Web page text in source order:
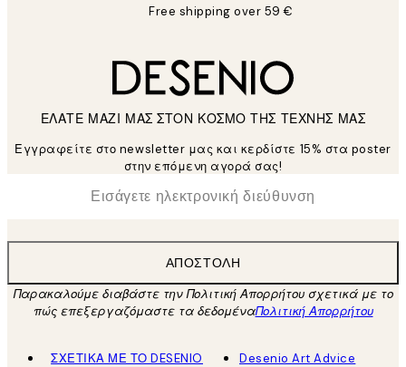
Free shipping over 59 €
ΕΛΑΤΕ ΜΑΖΙ ΜΑΣ ΣΤΟΝ ΚΟΣΜΟ ΤΗΣ ΤΕΧΝΗΣ ΜΑΣ
Εγγραφείτε στο newsletter μας και κερδίστε 15% στα poster
στην επόμενη αγορά σας!
Ηλεκτρονική Διεύθυνση
ΑΠΟΣΤΟΛΉ
Παρακαλούμε διαβάστε την Πολιτική Απορρήτου σχετικά με το
πώς επεξεργαζόμαστε τα δεδομέναΠολιτική Απορρήτου
ΣΧΕΤΙΚΑ ΜΕ ΤΟ DESENIO
Desenio Art Advice